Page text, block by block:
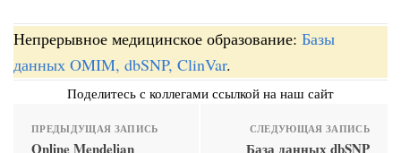
Непрерывное медицинское образование: Базы
данных OMIM, dbSNP, ClinVar.
Поделитесь с коллегами ссылкой на наш сайт
ПРЕДЫДУЩАЯ ЗАПИСЬ
Online Mendelian
СЛЕДУЮЩАЯ ЗАПИСЬ
База данных dbSNP